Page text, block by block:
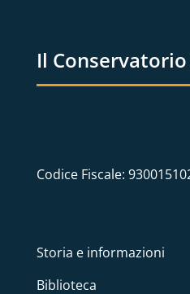
Il
Codice Fiscale:
Storia e informazioni
Biblioteca